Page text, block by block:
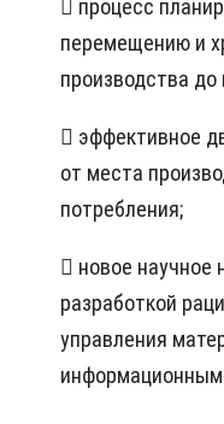
 процесс
перемещению и
производства до
 эффективное
от места
потребления;
 новое научное
разработкой
управления